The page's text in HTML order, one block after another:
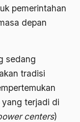
pemerintahan
depan
sedang
tradisi
terjadi di
centers)